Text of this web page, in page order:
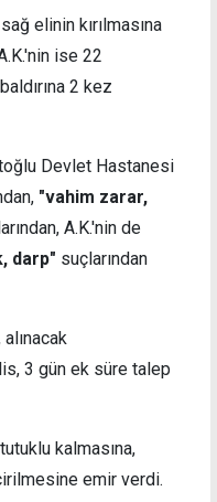
elinin kırılmasına
ise 22
2 kez
Devlet Hastanesi
"vahim zarar,
A.K.'nin de
darp" suçlarından
alınacak
3 gün ek süre talep
kalmasına,
emir verdi.